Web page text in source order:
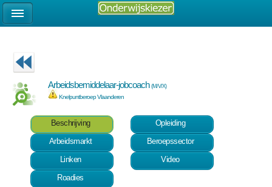
Arbeidsbemiddelaar-jobcoach(M/V/X)
Knelpuntberoep Vlaanderen
Beschrijving
Opleiding
Arbeidsmarkt
Beroepssector
Linken
Video
Roadies